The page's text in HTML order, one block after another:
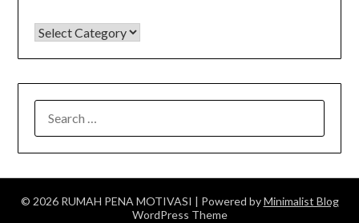
KATEGORI
FOR:
© 2026 RUMAH PENA MOTIVASI | Powered byMinimalist Blog
WordPress Theme